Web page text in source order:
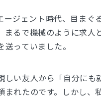
ジェント時代、目まぐ
まるで機械のように求人
っていました。
しい友人から「自分にも
まれたのです。しかし、